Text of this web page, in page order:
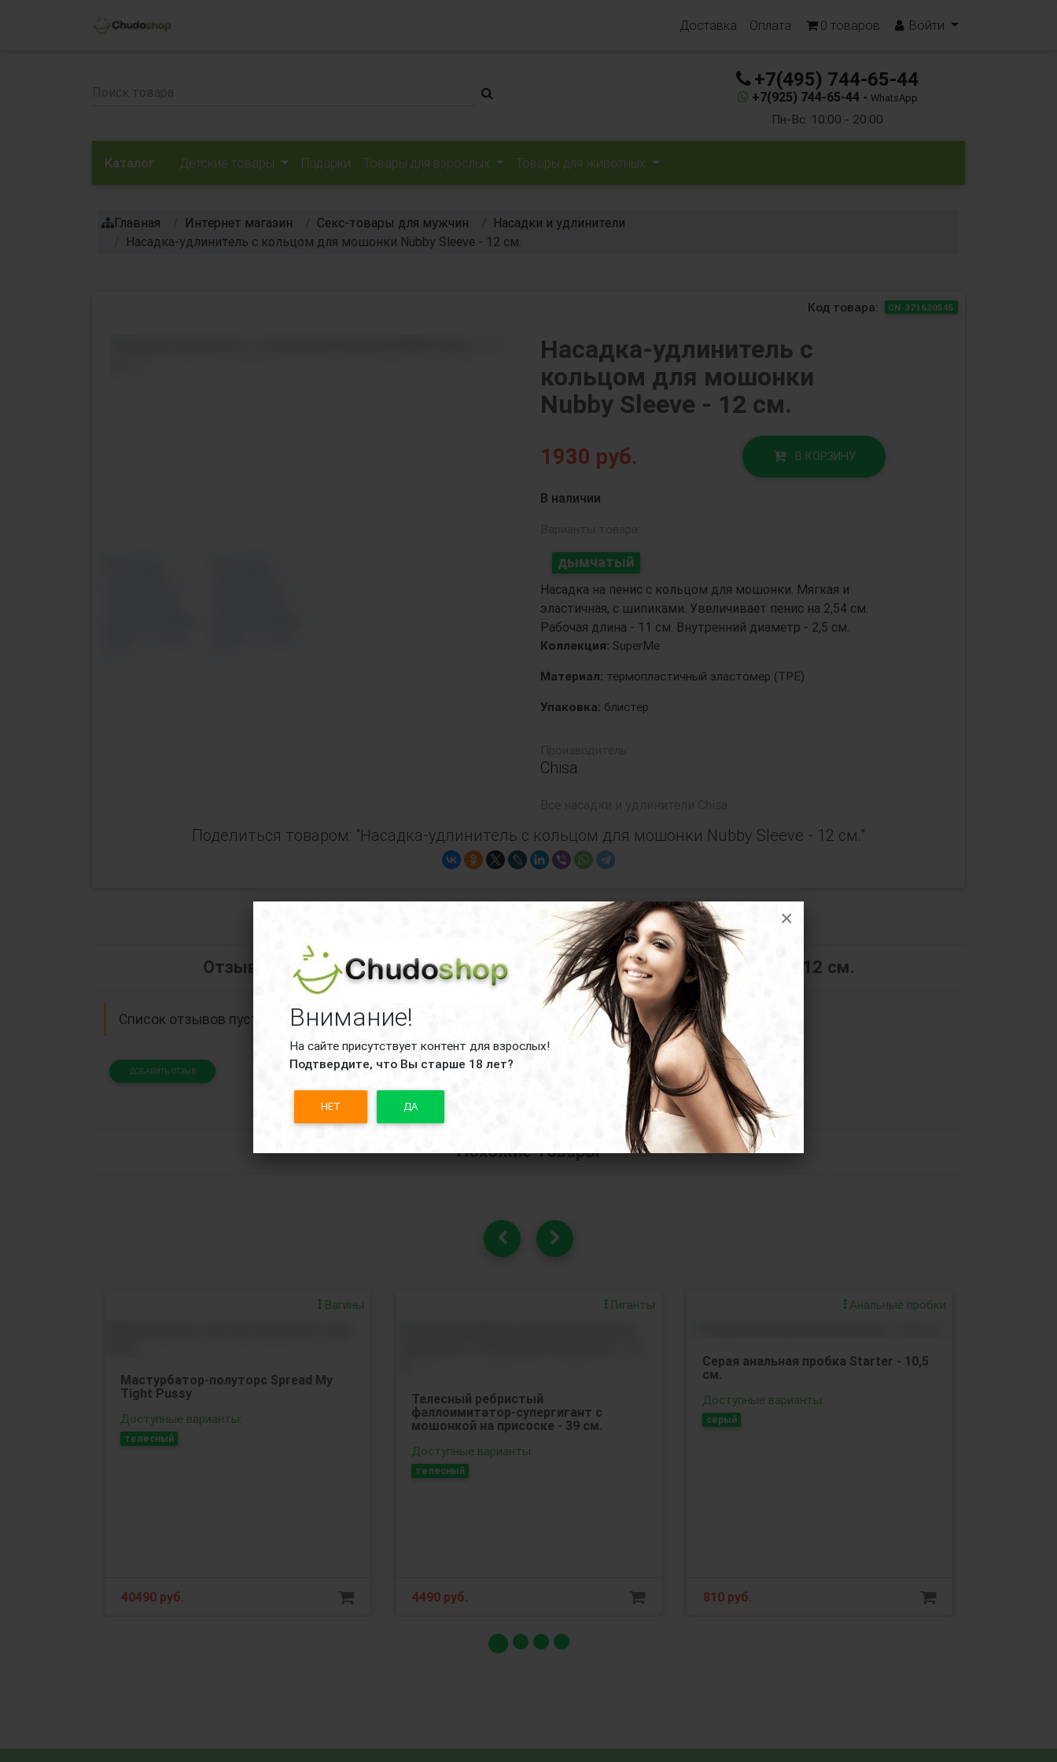
Внимание!
На сайте присутствует контент для взрослых!
Подтвердите, что Вы старше 18 лет?
НЕТ ДА
×
Доставка Оплата 0 товаров Войти
+7(495) 744-65-44
+7(925) 744-65-44 - WhatsApp
Пн-Вс: 10:00 - 20:00
Каталог Детские товары Подарки Товары для взрослых Товары для животных
Главная Интернет магазин Секс-товары для мужчин
Насадки и удлинители
Насадка-удлинитель с кольцом для мошонки Nubby Sleeve - 12 см.
Код товара: CN-371620545
Насадка-удлинитель с
кольцом для мошонки
Nubby Sleeve - 12 см.
1930 руб. В КОРЗИНУ
В наличии
дымчатый
Насадка на пенис с кольцом для мошонки. Мягкая и
эластичная, с шипиками. Увеличивает пенис на 2,54 см.
Рабочая длина - 11 см. Внутренний диаметр - 2,5 см.
Коллекция: SuperMe
Материал: термопластичный эластомер (TPE)
Упаковка: блистер
Chisa
Поделиться товаром: "Насадка-удлинитель с кольцом для мошонки Nubby Sleeve - 12 см."
Отзывы о Насадка-удлинитель с кольцом для мошонки Nubby Sleeve - 12 см.
Список отзывов пуст.
ДОБАВИТЬ ОТЗЫВ
Похожие товары
Вагины
Мастурбатор-полуторс Spread My
Tight Pussy
Доступные варианты:
телесный
40490 руб.
Гиганты
Телесный ребристый
фаллоимитатор-супергигант с
мошонкой на присоске - 39 см.
Доступные варианты:
телесный
4490 руб.
Анальные пробки
Серая анальная пробка Starter - 10,5
см.
Доступные варианты:
серый
810 руб.